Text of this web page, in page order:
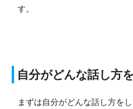
す。
自分がどんな話し方
まずは自分がどんな話し方を